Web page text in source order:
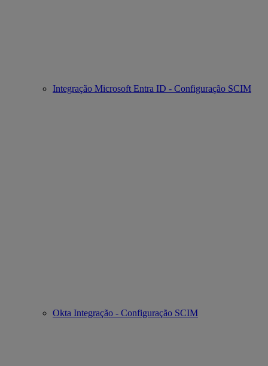
Integração Microsoft Entra ID - Configuração SCIM
Okta Integração - Configuração SCIM